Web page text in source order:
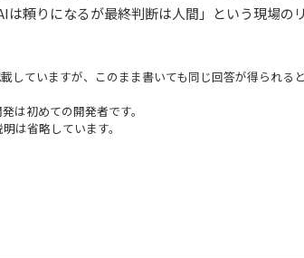
頼りになるが最終判断は人間」という現場の
ていますが、このまま書いても同じ回答が得られる
初めての開発者です。
は省略しています。